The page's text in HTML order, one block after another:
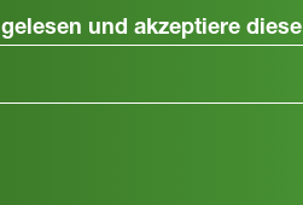
gelesen und akzeptiere